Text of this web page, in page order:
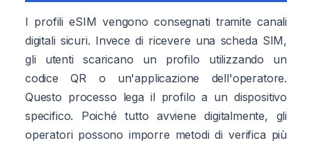
I profili eSIM vengono consegnati tramite canali
digitali sicuri. Invece di ricevere una scheda SIM,
gli utenti scaricano un profilo utilizzando un
codice QR o un'applicazione dell'operatore.
Questo processo lega il profilo a un dispositivo
specifico. Poiché tutto avviene digitalmente, gli
operatori possono imporre metodi di verifica più